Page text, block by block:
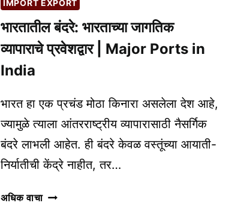
IMPORT EXPORT
भारतातील बंदरे: भारताच्या जागतिक
व्यापाराचे प्रवेशद्वार | Major Ports in
India
भारत हा एक प्रचंड मोठा किनारा असलेला देश आहे,
ज्यामुळे त्याला आंतरराष्ट्रीय व्यापारासाठी नैसर्गिक
बंदरे लाभली आहेत. ही बंदरे केवळ वस्तूंच्या आयाती-
निर्यातीची केंद्रे नाहीत, तर…
अधिक वाचाभारतातील